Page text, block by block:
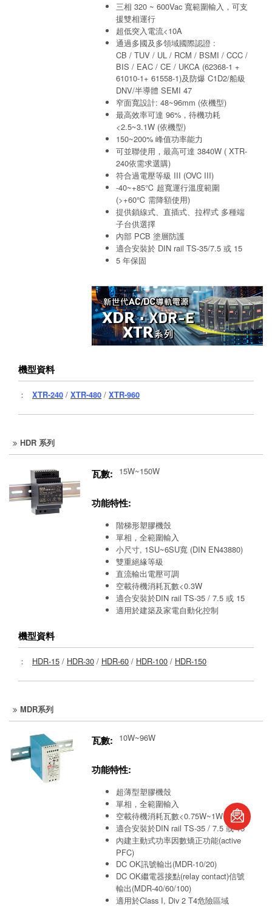
三相 320 ~ 600Vac 寬範圍輸入，可支
援雙相運行
超低突入電流<10A
通過多國及多領域國際認證 :
CB / TUV / UL / RCM / BSMI / CCC /
BIS / EAC / CE / UKCA (62368-1 +
61010-1+ 61558-1)及防爆 C1D2/船級
DNV/半導體 SEMI 47
窄面寬設計: 48~96mm (依機型)
最高效率可達 96%，待機功耗
<2.5~3.1W (依機型)
150~200% 峰值功率能力
可並聯使用，最高可達 3840W ( XTR-
240依需求選購)
符合過電壓等級 III (OVC III)
-40~+85℃ 超寬運行溫度範圍
(>+60℃ 需降額使用)
提供鎖線式、直插式、拉桿式 多種端
子台供選擇
內部 PCB 塗層防護
適合安裝於 DIN rail TS-35/7.5 或 15
5 年保固
機型資料
： XTR-240 / XTR-480 / XTR-960
HDR 系列
瓦數: 15W~150W
功能特性:
階梯形塑膠機殼
單相，全範圍輸入
小尺寸, 1SU~6SU寬 (DIN EN43880)
雙重絕緣等級
直流輸出電壓可調
空載待機消耗瓦數<0.3W
適合安裝於DIN rail TS-35 / 7.5 或 15
適用於建築及家電自動化控制
機型資料
： HDR-15 / HDR-30 / HDR-60 / HDR-100 / HDR-150
MDR系列
瓦數: 10W~96W
功能特性:
超薄型塑膠機殼
單相，全範圍輸入
空載待機消耗瓦數<0.75W~1W
適合安裝於DIN rail TS-35 / 7.5 或 15
內建主動式功率因數矯正功能(active
PFC)
DC OK訊號輸出(MDR-10/20)
DC OK繼電器接點(relay contact)信號
輸出(MDR-40/60/100)
適用於Class I, Div 2 T4危險區域